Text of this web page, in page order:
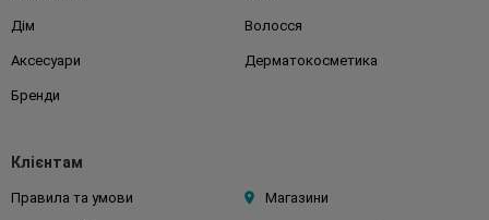
Дім Волосся
Аксесуари Дерматокосметика
Бренди
Клієнтам
Правила та умови Магазини